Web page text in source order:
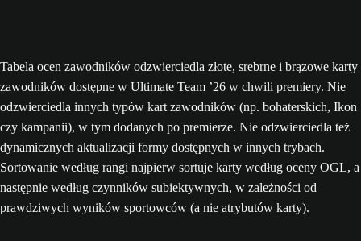
Tabela ocen zawodników odzwierciedla złote, srebrne i brązowe karty
zawodników dostępne w Ultimate Team ’26 w chwili premiery. Nie
odzwierciedla innych typów kart zawodników (np. bohaterskich, Ikon
czy kampanii), w tym dodanych po premierze. Nie odzwierciedla też
dynamicznych aktualizacji formy dostępnych w innych trybach.
Sortowanie według rangi najpierw sortuje karty według oceny OGL, a
następnie według czynników subiektywnych, w zależności od
prawdziwych wyników sportowców (a nie atrybutów karty).